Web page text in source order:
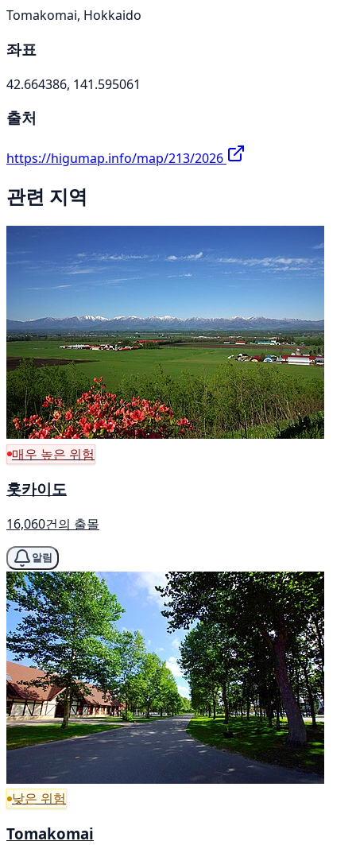
Tomakomai, Hokkaido
좌표
42.664386, 141.595061
출처
https://higumap.info/map/213/2026
관련 지역
매우 높은 위험
홋카이도
16,060건의 출몰
알림
낮은 위험
Tomakomai